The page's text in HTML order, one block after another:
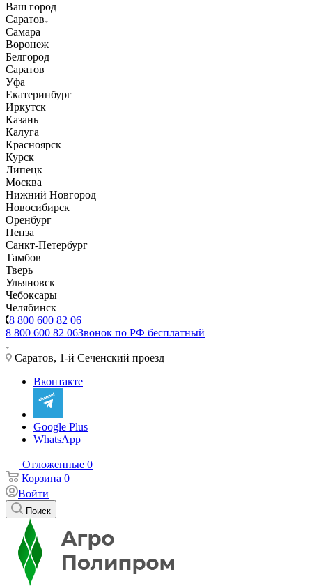
Ваш город
Саратов
Самара
Воронеж
Белгород
Саратов
Уфа
Екатеринбург
Иркутск
Казань
Калуга
Красноярск
Курск
Липецк
Москва
Нижний Новгород
Новосибирск
Оренбург
Пенза
Санкт-Петербург
Тамбов
Тверь
Ульяновск
Чебоксары
Челябинск
8 800 600 82 06
8 800 600 82 06Звонок по РФ бесплатный
Саратов, 1-й Сеченский проезд
Вконтакте
Google Plus
WhatsApp
Отложенные 0
Корзина 0
Войти
Поиск